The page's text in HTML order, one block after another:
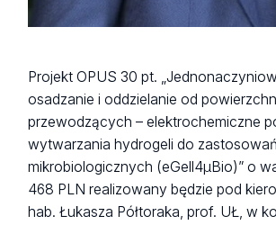
Projekt OPUS 30 pt.
osadzanie i oddzielanie od
przewodzących – elektrochemiczne
wytwarzania hydrogeli do zastosowań
mikrobiologicznych (eGell4µBio)” o
468 PLN realizowany będzie pod
hab. Łukasza Półtoraka, prof. UŁ, w